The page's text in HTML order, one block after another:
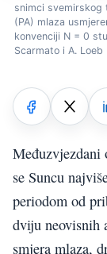
snimci svemirskog
(PA) mlaza
konvenciji N = 0
Scarmato i A.
Međuzvjezdani
se Suncu
periodom od
dviju neovisnih
smjera mlaza,